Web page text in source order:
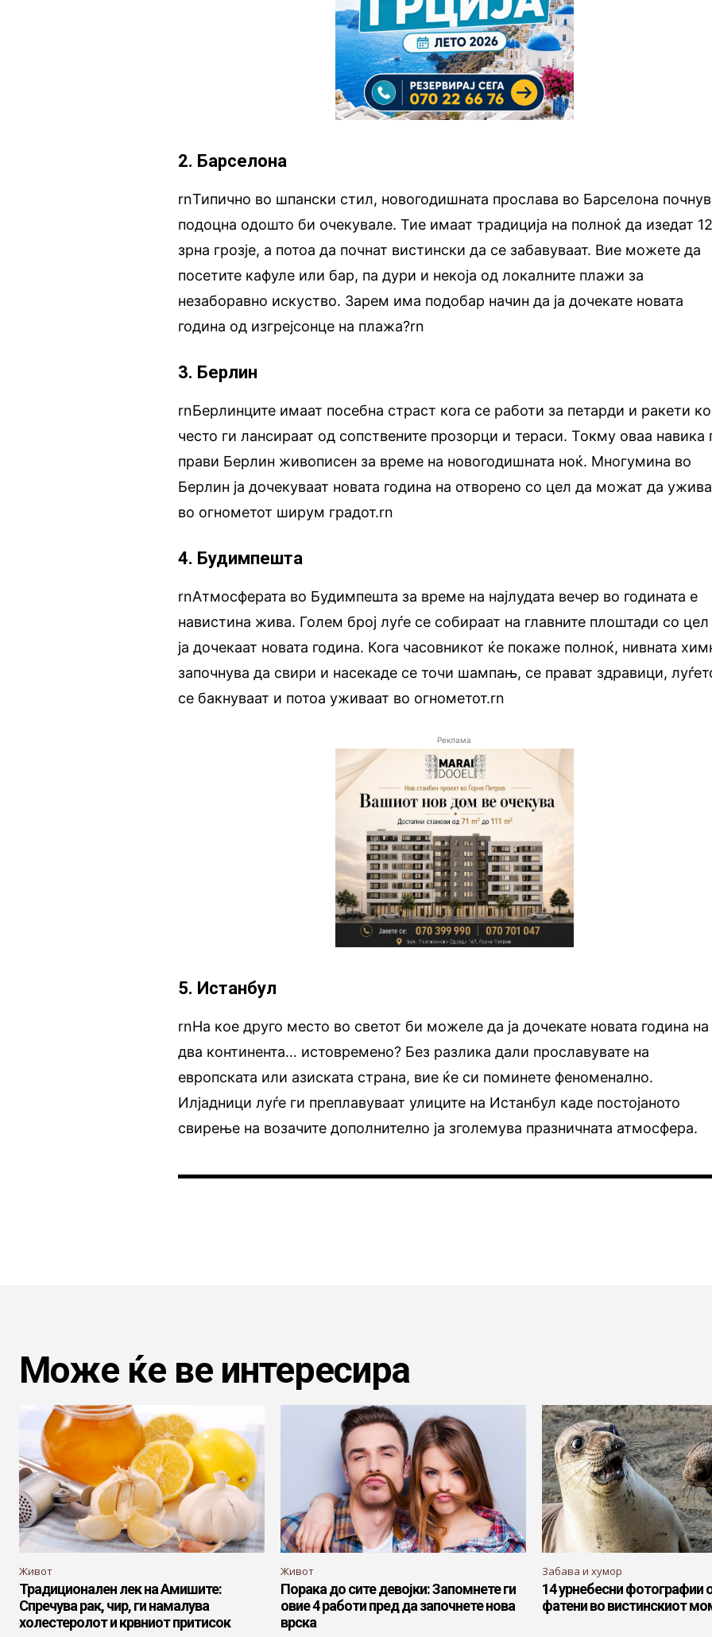
2. Барселона
rnТипично во шпански стил, новогодишната прослава во Барселона
подоцна одошто би очекувале. Тие имаат традиција на полноќ да изедат 12
зрна грозје, а потоа да почнат вистински да се забавуваат. Вие можете да
посетите кафуле или бар, па дури и некоја од локалните плажи за
незаборавно искуство. Зарем има подобар начин да ја дочекате новата
година од изгрејсонце на плажа?rn
3. Берлин
rnБерлинците имаат посебна страст кога се работи за петарди и ракети
често ги лансираат од сопствените прозорци и тераси. Токму оваа навика
прави Берлин живописен за време на новогодишната ноќ. Многумина во
Берлин ја дочекуваат новата година на отворено со цел да можат да
во огнометот ширум градот.rn
4. Будимпешта
rnАтмосферата во Будимпешта за време на најлудата вечер во годината е
навистина жива. Голем број луѓе се собираат на главните плоштади со цел
ја дочекаат новата година. Кога часовникот ќе покаже полноќ, нивната
започнува да свири и насекаде се точи шампањ, се прават здравици,
се бакнуваат и потоа уживаат во огнометот.rn
Реклама
5. Истанбул
rnНа кое друго место во светот би можеле да ја дочекате новата година на
два континента… истовремено? Без разлика дали прославувате на
европската или азиската страна, вие ќе си поминете феноменално.
Илјадници луѓе ги преплавуваат улиците на Истанбул каде постојаното
свирење на возачите дополнително ја зголемува празничната атмосфера.
Може ќе ве интересира
Живот
Традиционален лек на Амишите:
Спречува рак, чир, ги намалува
холестеролот и крвниот притисок
Живот
Порака до сите девојки: Запомнете ги
овие 4 работи пред да започнете нова
врска
Забава и хумор
14 урнебесни фотографии
фатени во вистинскиот